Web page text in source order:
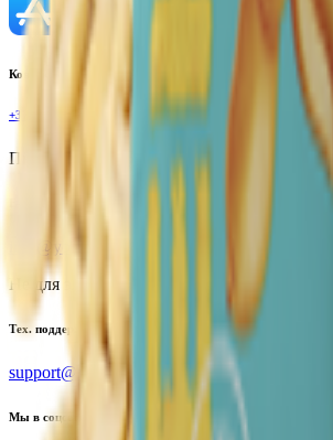
Контактный телефон
+375(29)6875999
Пн-Пт: 8:00 - 17:00
info@yoda.by
Не для электронных обращений
Тех. поддержка
support@yoda.by
Мы в соцсетях